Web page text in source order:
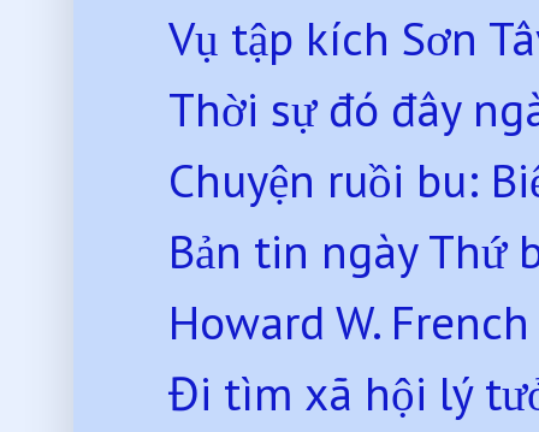
Vụ tập kích Sơn
Thời sự đó đây
Chuyện ruồi bu:
Bản tin ngày Thứ
Howard W.
Đi tìm xã hội lý